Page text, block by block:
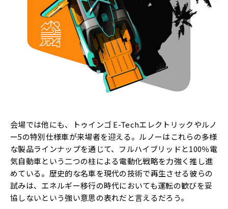
会場では他にも、トゥインゴ E-Techエレクトリックやルノ
ー5の特別仕様車が来場者を迎える。ルノーはこれらの多様
な製品ラインナップを通じて、フルハイブリッドと100％電
気自動車という二つの柱による電動化戦略を力強く推し進
めている。歴史的な名車を現代の技術で再生させる彼らの
試みは、エネルギー移行の時代においても運転の歓びを妥
協しないという強い意思の表れだと言えるだろう。